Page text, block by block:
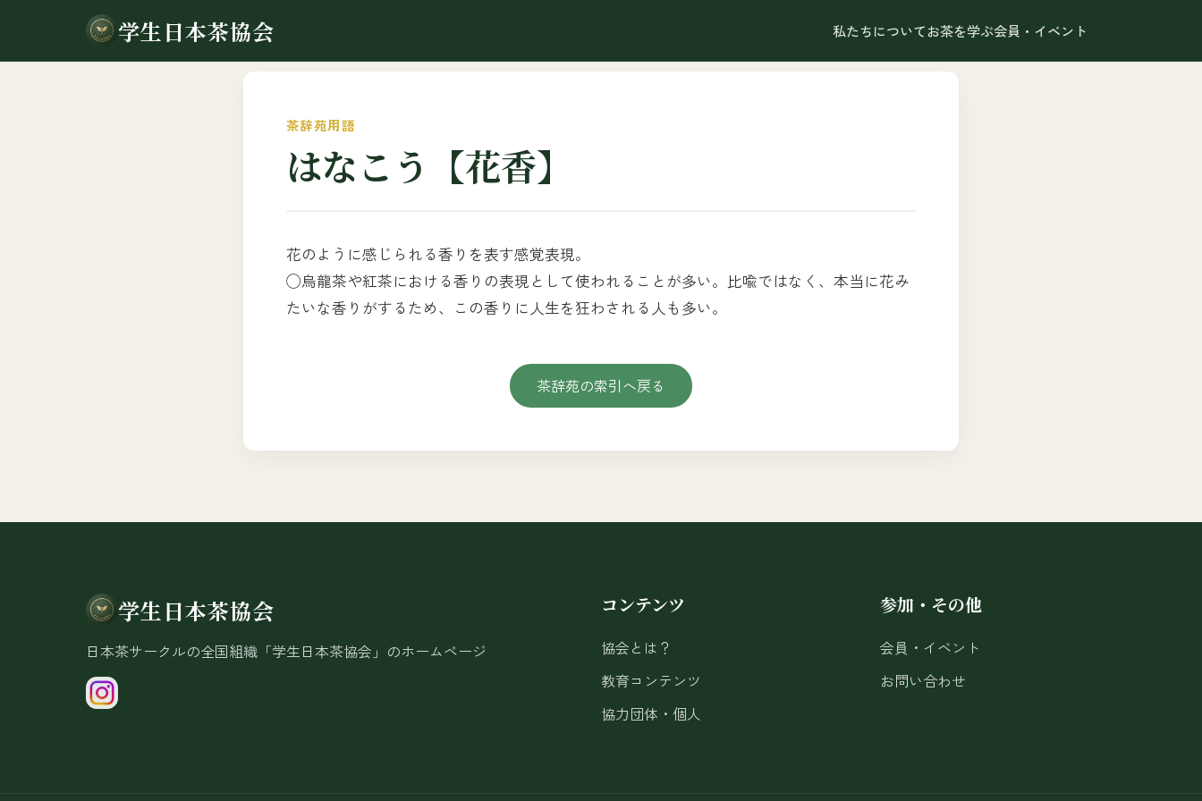
学生日本茶協会 私たちについてお茶を学ぶ会員・イベント
茶辞苑用語
はなこう【花香】
花のように感じられる香りを表す感覚表現。
◯烏龍茶や紅茶における香りの表現として使われることが多い。比喩ではなく、本当に花み
たいな香りがするため、この香りに人生を狂わされる人も多い。
茶辞苑の索引へ戻る
学生日本茶協会
日本茶サークルの全国組織「学生日本茶協会」のホームページ
コンテンツ
協会とは？
教育コンテンツ
協力団体・個人
参加・その他
会員・イベント
お問い合わせ